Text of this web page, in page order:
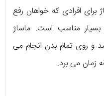
برای افرادی که خواهان رفع
مناسب است. ماساژ
و روی تمام بدن انجام می